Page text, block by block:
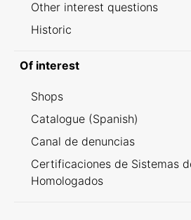
Other interest questions
Historic
Of interest
Shops
Catalogue (Spanish)
Canal de denuncias
Certificaciones de Sistemas
Homologados